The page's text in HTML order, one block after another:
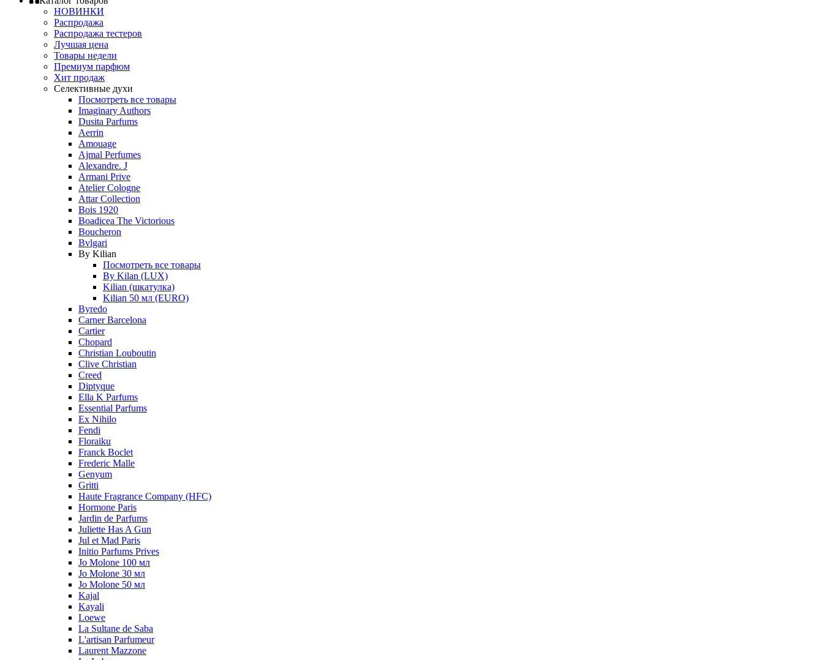
НОВИНКИ
Распродажа
Распродажа тестеров
Лучшая цена
Товары недели
Премиум парфюм
Хит продаж
Селективные духи
Посмотреть все товары
Imaginary Authors
Dusita Parfums
Aerrin
Amouage
Ajmal Perfumes
Alexandre. J
Armani Prive
Atelier Cologne
Attar Collection
Bois 1920
Boadicea The Victorious
Boucheron
Bvlgari
By Kilian
Посмотреть все товары
By Kilan (LUX)
Kilian (шкатулка)
Kilian 50 мл (EURO)
Byredo
Carner Barcelona
Cartier
Chopard
Christian Louboutin
Clive Christian
Creed
Diptyque
Ella K Parfums
Essential Parfums
Ex Nihilo
Fendi
Floraiku
Franck Boclet
Frederic Malle
Genyum
Gritti
Haute Fragrance Company (HFC)
Hormone Paris
Jardin de Parfums
Juliette Has A Gun
Jul et Mad Paris
Initio Parfums Prives
Jo Molone 100 мл
Jo Molone 30 мл
Jo Molone 50 мл
Kajal
Kayali
Loewe
La Sultane de Saba
L'artisan Parfumeur
Laurent Mazzone